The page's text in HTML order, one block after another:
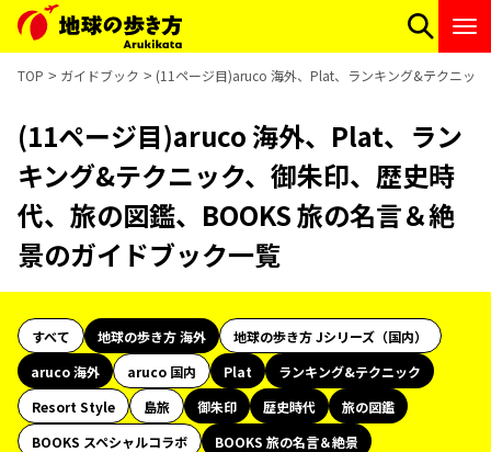
TOP ガイドブック (11ページ目)aruco 海外、Plat、ランキング&テクニッ
(11ページ目)aruco 海外、Plat、ラン
キング&テクニック、御朱印、歴史時
代、旅の図鑑、BOOKS 旅の名言＆絶
景のガイドブック一覧
すべて 地球の歩き方 海外
地球の歩き方 Jシリーズ（国内）
aruco 海外
aruco 国内 Plat
ランキング&テクニック
Resort Style
島旅 御朱印 歴史時代
旅の図鑑
BOOKS スペシャルコラボ
BOOKS 旅の名言＆絶景